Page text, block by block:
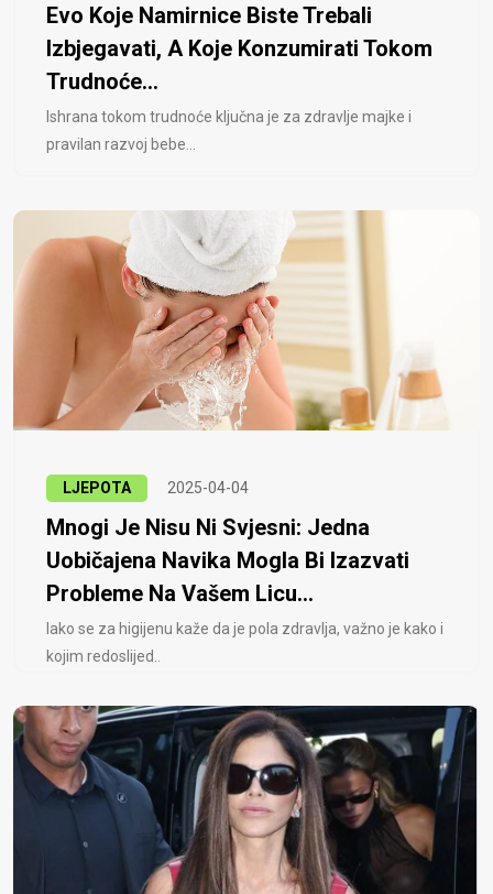
Evo Koje Namirnice Biste Trebali
Izbjegavati, A Koje Konzumirati Tokom
Trudnoće...
Ishrana tokom trudnoće ključna je za zdravlje majke i
pravilan razvoj bebe...
LJEPOTA 2025-04-04
Mnogi Je Nisu Ni Svjesni: Jedna
Uobičajena Navika Mogla Bi Izazvati
Probleme Na Vašem Licu...
Iako se za higijenu kaže da je pola zdravlja, važno je kako i
kojim redoslijed..